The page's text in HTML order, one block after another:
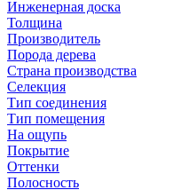
Инженерная доска
Толщина
Производитель
Порода дерева
Страна производства
Селекция
Тип соединения
Тип помещения
На ощупь
Покрытие
Оттенки
Полосность